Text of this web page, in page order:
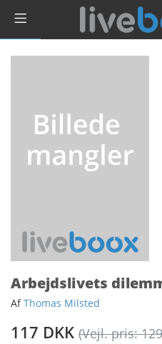
Arbejdslivets
AfThomas Milsted
117 DKK (Vejl. pris: